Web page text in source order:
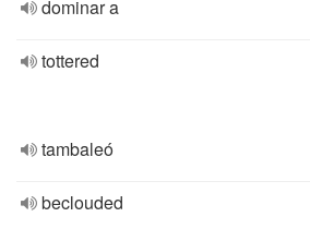
dominar a
tottered
tambaleó
beclouded